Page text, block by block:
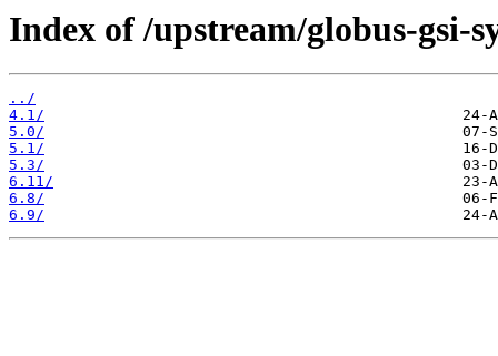
Index of /upstream/globus-gsi-
../
4.1/
5.0/
5.1/
5.3/
6.11/
6.8/
6.9/